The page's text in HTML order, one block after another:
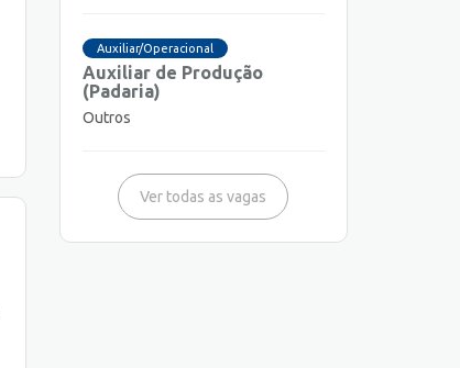
Auxiliar/Operacional
Auxiliar de Produção
(Padaria)
Outros
Ver todas as vagas